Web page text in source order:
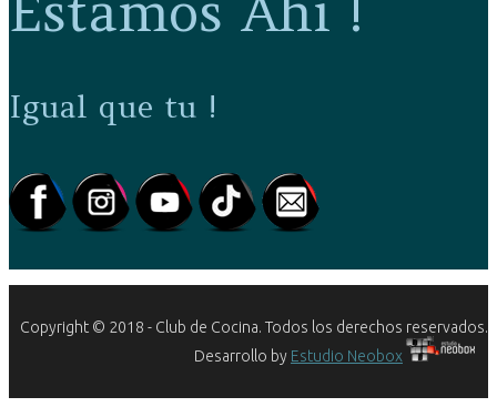
Igual que tu !
Copyright © 2018 - Club de Cocina. Todos los derechos reservados.
Desarrollo by Estudio Neobox